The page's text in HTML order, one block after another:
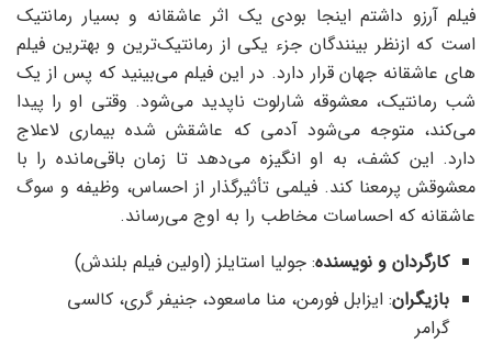
فیلم آرزو داشتم اینجا بودی یک اثر عاشقانه و بسیار رمانتیک
است که ازنظر بینندگان جزء یکی از رمانتیک‌ترین و بهترین فیلم
های عاشقانه جهان قرار دارد. در این فیلم می‌بینید که پس از یک
شب رمانتیک، معشوقه شارلوت ناپدید می‌شود. وقتی او را پیدا
می‌کند، متوجه می‌شود آدمی که عاشقش شده بیماری لاعلاج
دارد. این کشف، به او انگیزه می‌دهد تا زمان باقی‌مانده را با
معشوقش پرمعنا کند. فیلمی تأثیرگذار از احساس، وظیفه و سوگ
عاشقانه که احساسات مخاطب را به اوج می‌رساند.
کارگردان و نویسنده: جولیا استایلز (اولین فیلم بلندش)
بازیگران: ایزابل فورمن، منا ماسعود، جنیفر گری، کالسی
گرامر